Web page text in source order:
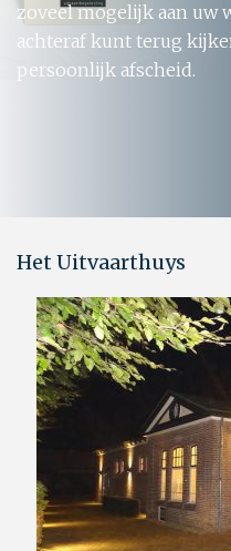
zoveel mogelijk aan uw
achteraf kunt terug
persoonlijk afscheid.
Het Uitvaarthuys